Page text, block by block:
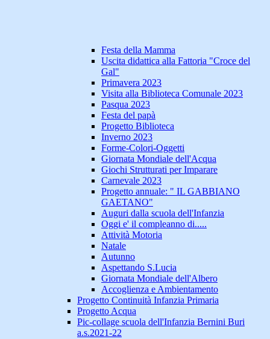
Festa della Mamma
Uscita didattica alla Fattoria "Croce del
Gal"
Primavera 2023
Visita alla Biblioteca Comunale 2023
Pasqua 2023
Festa del papà
Progetto Biblioteca
Inverno 2023
Forme-Colori-Oggetti
Giornata Mondiale dell'Acqua
Giochi Strutturati per Imparare
Carnevale 2023
Progetto annuale: " IL GABBIANO
GAETANO"
Auguri dalla scuola dell'Infanzia
Oggi e' il compleanno di.....
Attività Motoria
Natale
Autunno
Aspettando S.Lucia
Giornata Mondiale dell'Albero
Accoglienza e Ambientamento
Progetto Continuità Infanzia Primaria
Progetto Acqua
Pic-collage scuola dell'Infanzia Bernini Buri
a.s.2021-22